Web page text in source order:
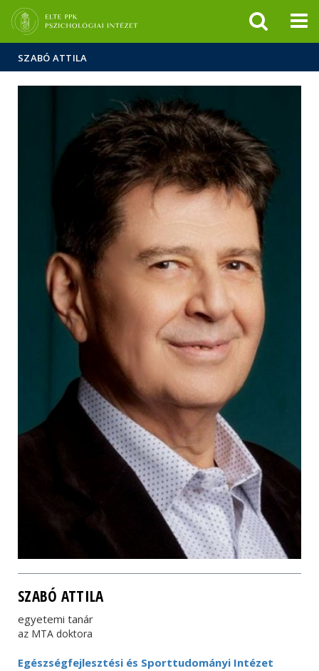
sajtóban
SZABÓ ATTILA
SZABÓ ATTILA
egyetemi tanár
az MTA doktora
Egészségfejlesztési és Sporttudományi Intézet